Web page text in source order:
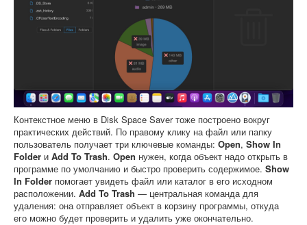
Контекстное меню в Disk Space Saver тоже построено вокруг
практических действий. По правому клику на файл или папку
пользователь получает три ключевые команды: Open, Show In
Folder и Add To Trash. Open нужен, когда объект надо открыть в
программе по умолчанию и быстро проверить содержимое. Show
In Folder помогает увидеть файл или каталог в его исходном
расположении. Add To Trash — центральная команда для
удаления: она отправляет объект в корзину программы, откуда
его можно будет проверить и удалить уже окончательно.